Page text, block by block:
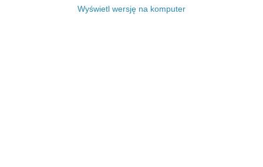
Wyświetl wersję na komputer